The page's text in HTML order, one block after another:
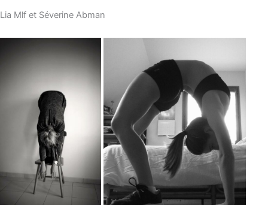
Lia Mlf et Séverine Abman